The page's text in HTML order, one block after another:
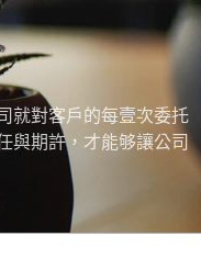
就對客戶的每壹次委托
與期許，才能够讓公司